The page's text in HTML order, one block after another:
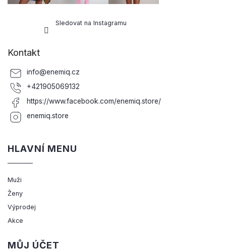
Sledovat na Instagramu
Kontakt
info@enemiq.cz
+421905069132
https://www.facebook.com/enemiq.store/
enemiq.store
HLAVNÍ MENU
Muži
Ženy
Výprodej
Akce
MŮJ ÚČET